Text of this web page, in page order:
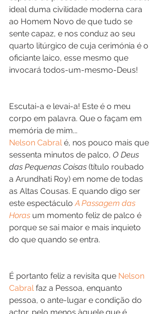
ideal duma civilidade moderna cara
ao Homem Novo de que tudo se
sente capaz, e nos conduz ao seu
quarto litúrgico de cuja cerimónia é o
oficiante laico, esse mesmo que
invocará todos-um-mesmo-Deus!
Escutai-a e levai-a! Este é o meu
corpo em palavra. Que o façam em
memória de mim...
Nelson Cabral é, nos pouco mais que
sessenta minutos de palco, O Deus
das Pequenas Coisas (título roubado
a Arundhati Roy) em nome de todas
as Altas Cousas. E quando digo ser
este espectáculo A Passagem das
Horas um momento feliz de palco é
porque se sai maior e mais inquieto
do que quando se entra.
É portanto feliz a revisita que Nelson
Cabral faz a Pessoa, enquanto
pessoa, o ante-lugar e condição do
actor, pelo menos àquele que é